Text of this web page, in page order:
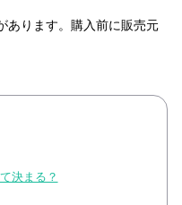
あります。購入前に販売元
決まる？